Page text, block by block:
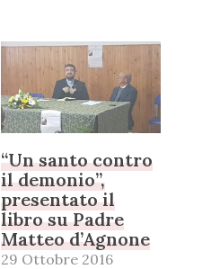
“Un santo contro
il demonio”,
presentato il
libro su Padre
Matteo d’Agnone
29 Ottobre 2016